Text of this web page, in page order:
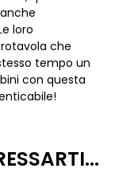
loro
che
tempo un
con questa